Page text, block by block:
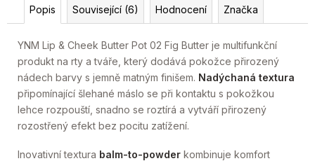
Popis Související (6) Hodnocení Značka
YNM Lip & Cheek Butter Pot 02 Fig Butter je multifunkční
produkt na rty a tváře, který dodává pokožce přirozený
nádech barvy s jemně matným finišem. Nadýchaná textura
připomínající šlehané máslo se při kontaktu s pokožkou
lehce rozpouští, snadno se roztírá a vytváří přirozený
rozostřený efekt bez pocitu zatížení.
Inovativní textura balm-to-powder kombinuje komfort